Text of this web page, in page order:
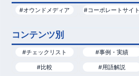
#オウンドメディア #コーポレートサイト
コンテンツ別
#チェックリスト #事例・実績
#比較 #用語解説